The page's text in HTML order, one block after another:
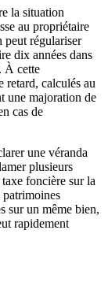
la situation
au propriétaire
régulariser
dix années dans
À cette
retard, calculés au
une majoration de
cas de
une véranda
plusieurs
foncière sur la
patrimoines
sur un même bien,
rapidement